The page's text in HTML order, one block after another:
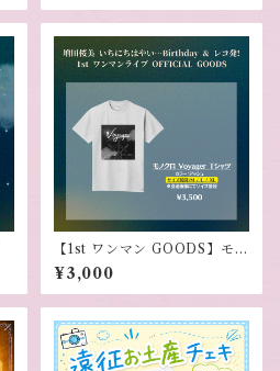
【1st ワンマン GOODS】モノ
クロ Voyager Tシャツ
¥3,000